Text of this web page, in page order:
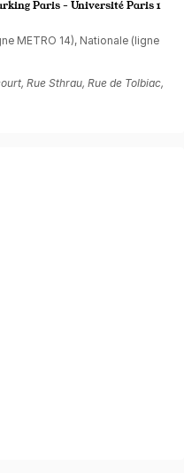
Paris - Université Paris 1
METRO 14), Nationale (ligne
Rue Sthrau, Rue de Tolbiac,